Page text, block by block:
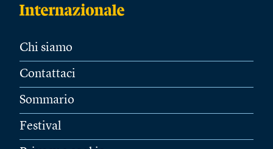
Chi siamo
Contattaci
Sommario
Festival